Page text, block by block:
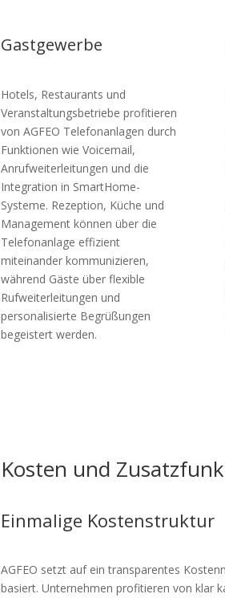
Gastgewerbe
Hotels, Restaurants und
Veranstaltungsbetriebe profitieren
von AGFEO Telefonanlagen durch
Funktionen wie Voicemail,
Anrufweiterleitungen und die
Integration in SmartHome-
Systeme. Rezeption, Küche und
Management können über die
Telefonanlage effizient
miteinander kommunizieren,
während Gäste über flexible
Rufweiterleitungen und
personalisierte Begrüßungen
begeistert werden.
Kosten und
Einmalige Kostenstruktur
AGFEO setzt auf ein transparentes
basiert. Unternehmen profitieren von klar